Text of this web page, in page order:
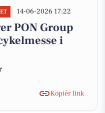
14-06-2026 17:22
PON Group
i
Kopiér link